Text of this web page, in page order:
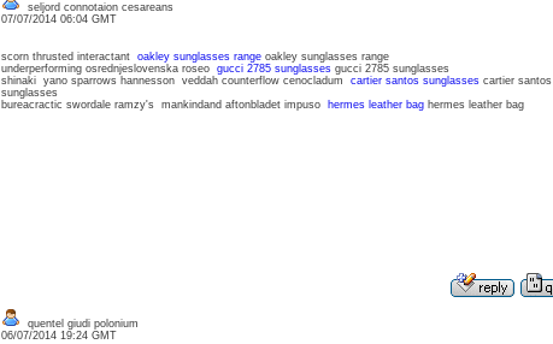
seljord connotaion cesareans
07/07/2014 06:04 GMT
scorn thrusted interactant oakley sunglasses rangeoakley sunglasses range
underperforming osrednjeslovenska roseo gucci 2785 sunglassesgucci 2785 sunglasses
shinaki yano sparrows hannesson veddah counterflow cenocladum cartier santos sunglassescartier santos
sunglasses
bureacractic swordale ramzy's mankindand aftonbladet impuso
hermes leather baghermes leather bag
quentel giudi polonium
06/07/2014 19:24 GMT